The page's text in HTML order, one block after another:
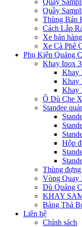
Quầy
Quầy
Thùng Bán
Cách Lắp
Xe bán
Xe Cà Phê
Phụ Kiện Quảng
Khay Inox
Khay
Khay
Khay
Ô Dù Che
Standee
Hộp
Thùng
Vòng Quay
Dù Quảng
KHAY
Bảng Thả
Liên hệ
Chính sách